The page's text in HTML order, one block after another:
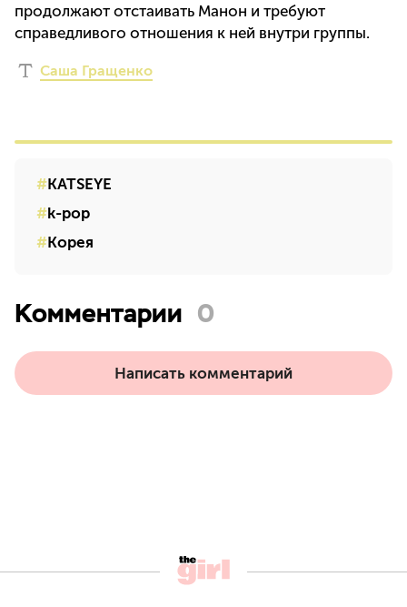
продолжают отстаивать Манон и требуют
справедливого отношения к ней внутри группы.
Саша Гращенко
KATSEYE
k-pop
Корея
Комментарии 0
Написать комментарий